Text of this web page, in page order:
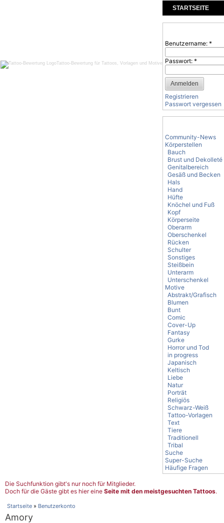
Tattoo-Bewertung für Tattoos, Vorlagen und Motive
STARTSEITE
KOMMENTARE
Benutzername: *
Passwort: *
Registrieren
Passwort vergessen
Community-News
Körperstellen
Bauch
Brust und Dekolleté
Genitalbereich
Gesäß und Becken
Hals
Hand
Hüfte
Knöchel und Fuß
Kopf
Körperseite
Oberarm
Oberschenkel
Rücken
Schulter
Sonstiges
Steißbein
Unterarm
Unterschenkel
Motive
Abstrakt/Grafisch
Blumen
Bunt
Comic
Cover-Up
Fantasy
Gurke
Horror und Tod
in progress
Japanisch
Keltisch
Liebe
Natur
Porträt
Religiös
Schwarz-Weiß
Tattoo-Vorlagen
Text
Tiere
Traditionell
Tribal
Suche
Super-Suche
Häufige Fragen
Die Suchfunktion gibt's nur noch für Mitglieder.
Doch für die Gäste gibt es hier eine Seite mit den meistgesuchten Tattoos.
Startseite » Benutzerkonto
Amory